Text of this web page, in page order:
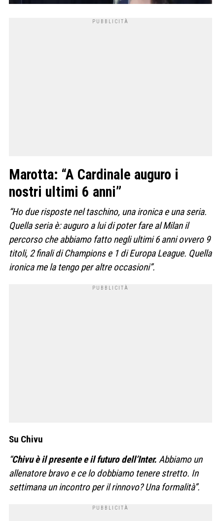
Marotta: “A Cardinale auguro i
nostri ultimi 6 anni”
“Ho due risposte nel taschino, una ironica e una seria.
Quella seria è: auguro a lui di poter fare al Milan il
percorso che abbiamo fatto negli ultimi 6 anni ovvero 9
titoli, 2 finali di Champions e 1 di Europa League. Quella
ironica me la tengo per altre occasioni”.
Su Chivu
“Chivu è il presente e il futuro dell’Inter. Abbiamo un
allenatore bravo e ce lo dobbiamo tenere stretto. In
settimana un incontro per il rinnovo? Una formalità”.